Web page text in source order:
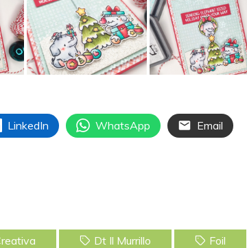
LinkedIn WhatsApp Email
Dt Il Murrillo
Foil